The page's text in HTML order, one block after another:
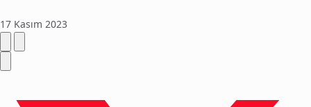
17 Kasım 2023